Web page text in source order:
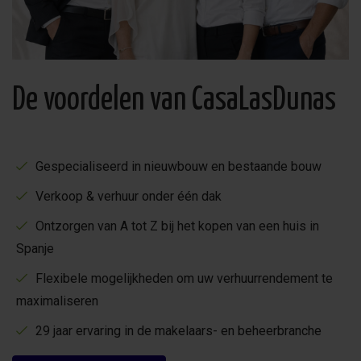
is een
volledig uitgeruste buitenkeuken
toegevoegd met
barbecue-, grill-, kook- en koelfaciliteiten—perfect voor
lange avonden in mediterrane stijl.
Comfortabele indeling met
oriëntatie)
rondom de villa
Optie voor een 4e slaapkamer, juridisch
De voordelen van CasaLasDunas
Gespecialiseerd in nieuwbouw en bestaande bouw
Verkoop & verhuur onder één dak
Ontzorgen van A tot Z bij het kopen van een huis in
Spanje
Flexibele mogelijkheden om uw verhuurrendement te
maximaliseren
29 jaar ervaring in de makelaars- en beheerbranche